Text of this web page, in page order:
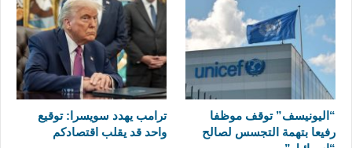
“اليونيسف” توقف موظفا
رفيعا بتهمة التجسس لصالح
ترامب يهدد سويسرا: توقيع
واحد قد يقلب اقتصادكم